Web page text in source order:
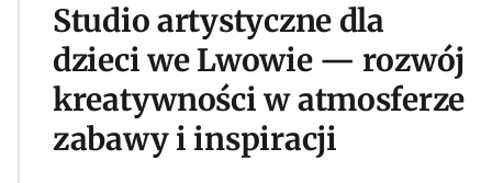
Studio artystyczne dla
dzieci we Lwowie — rozwój
kreatywności w atmosferze
zabawy i inspiracji